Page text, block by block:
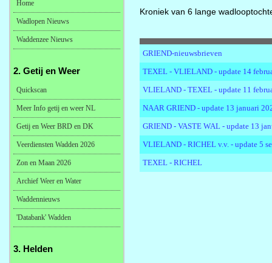
Kroniek van 6 lange
GRIEND-nieuwsbrieven
TEXEL - VLIELAND - update 14
VLIELAND - TEXEL - update 11
NAAR GRIEND - update 13 januari
GRIEND - VASTE WAL - update 13
VLIELAND - RICHEL v.v. - update 5
TEXEL - RICHEL
Home
Wadlopen Nieuws
Waddenzee Nieuws
2. Getij en Weer
Quickscan
Meer Info getij en weer NL
Getij en Weer BRD en DK
Veerdiensten Wadden 2026
Zon en Maan 2026
Archief Weer en Water
Waddennieuws
'Databank' Wadden
3. Helden